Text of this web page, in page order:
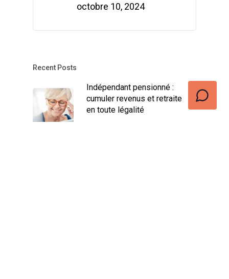
octobre 10, 2024
Recent Posts
Indépendant pensionné :
cumuler revenus et retraite
en toute légalité